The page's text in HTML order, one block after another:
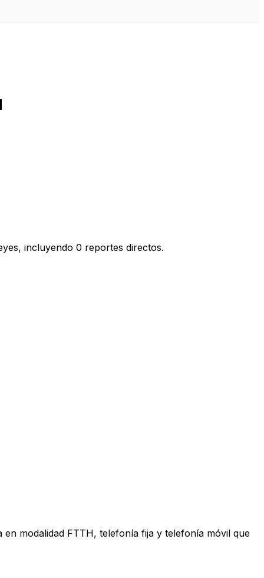
incluyendo 0 reportes directos.
modalidad FTTH, telefonía fija y telefonía móvil que